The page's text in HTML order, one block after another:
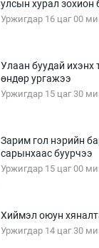
улсын хурал зохион
Уржигдар 16 цаг 00
Улаан буудай ихэнх
өндөр ургажээ
Уржигдар 15 цаг 30
Зарим гол нэрийн
сарынхаас буурчээ
Уржигдар 15 цаг 00
Хиймэл оюун
Уржигдар 14 цаг 30